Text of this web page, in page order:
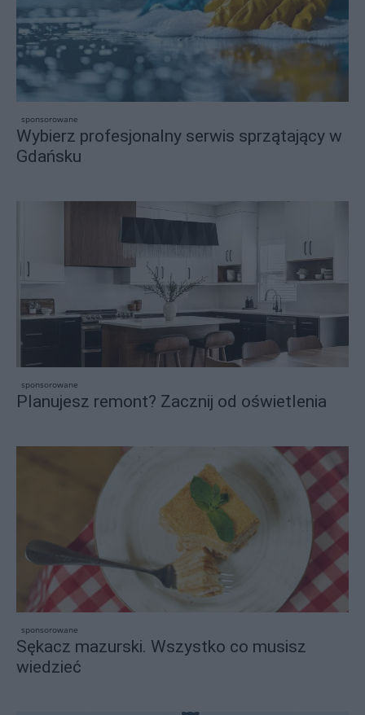
sponsorowane
Wybierz profesjonalny serwis sprzątający w
Gdańsku
sponsorowane
Planujesz remont? Zacznij od oświetlenia
sponsorowane
Sękacz mazurski. Wszystko co musisz
wiedzieć